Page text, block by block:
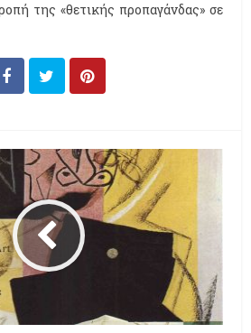
της «θετικής προπαγάνδας» σε